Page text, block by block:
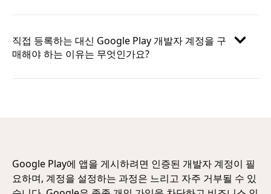
직접 등록하는 대신 Google Play 개발자 계정을 구
매해야 하는 이유는 무엇인가요?
Google Play에 앱을 게시하려면 인증된 개발자 계정이 필
요하며, 계정을 설정하는 과정은 느리고 자주 거부될 수 있